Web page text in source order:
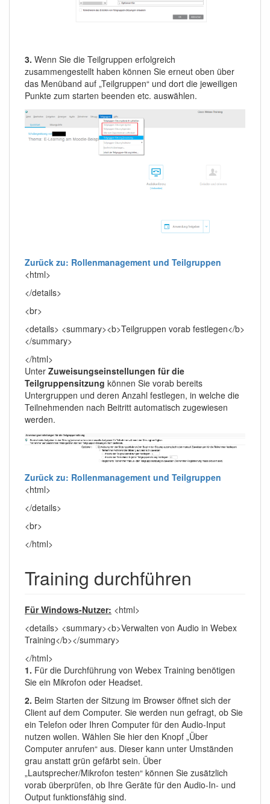
3. Wenn Sie die Teilgruppen erfolgreich
zusammengestellt haben können Sie erneut oben über
das Menüband auf „Teilgruppen“ und dort die jeweiligen
Punkte zum starten beenden etc. auswählen.
Zurück zu: Rollenmanagement und Teilgruppen
<html>
</details>
<br>
<details> <summary><b>Teilgruppen vorab festlegen</b>
</summary>
</html>
Unter Zuweisungseinstellungen für die
Teilgruppensitzung können Sie vorab bereits
Untergruppen und deren Anzahl festlegen, in welche die
Teilnehmenden nach Beitritt automatisch zugewiesen
werden.
Zurück zu: Rollenmanagement und Teilgruppen
<html>
</details>
<br>
</html>
Training durchführen
Für Windows-Nutzer: <html>
<details> <summary><b>Verwalten von Audio in Webex
Training</b></summary>
</html>
1. Für die Durchführung von Webex Training benötigen
Sie ein Mikrofon oder Headset.
2. Beim Starten der Sitzung im Browser öffnet sich der
Client auf dem Computer. Sie werden nun gefragt, ob Sie
ein Telefon oder Ihren Computer für den Audio-Input
nutzen wollen. Wählen Sie hier den Knopf „Über
Computer anrufen“ aus. Dieser kann unter Umständen
grau anstatt grün gefärbt sein. Über
„Lautsprecher/Mikrofon testen“ können Sie zusätzlich
vorab überprüfen, ob Ihre Geräte für den Audio-In- und
Output funktionsfähig sind.